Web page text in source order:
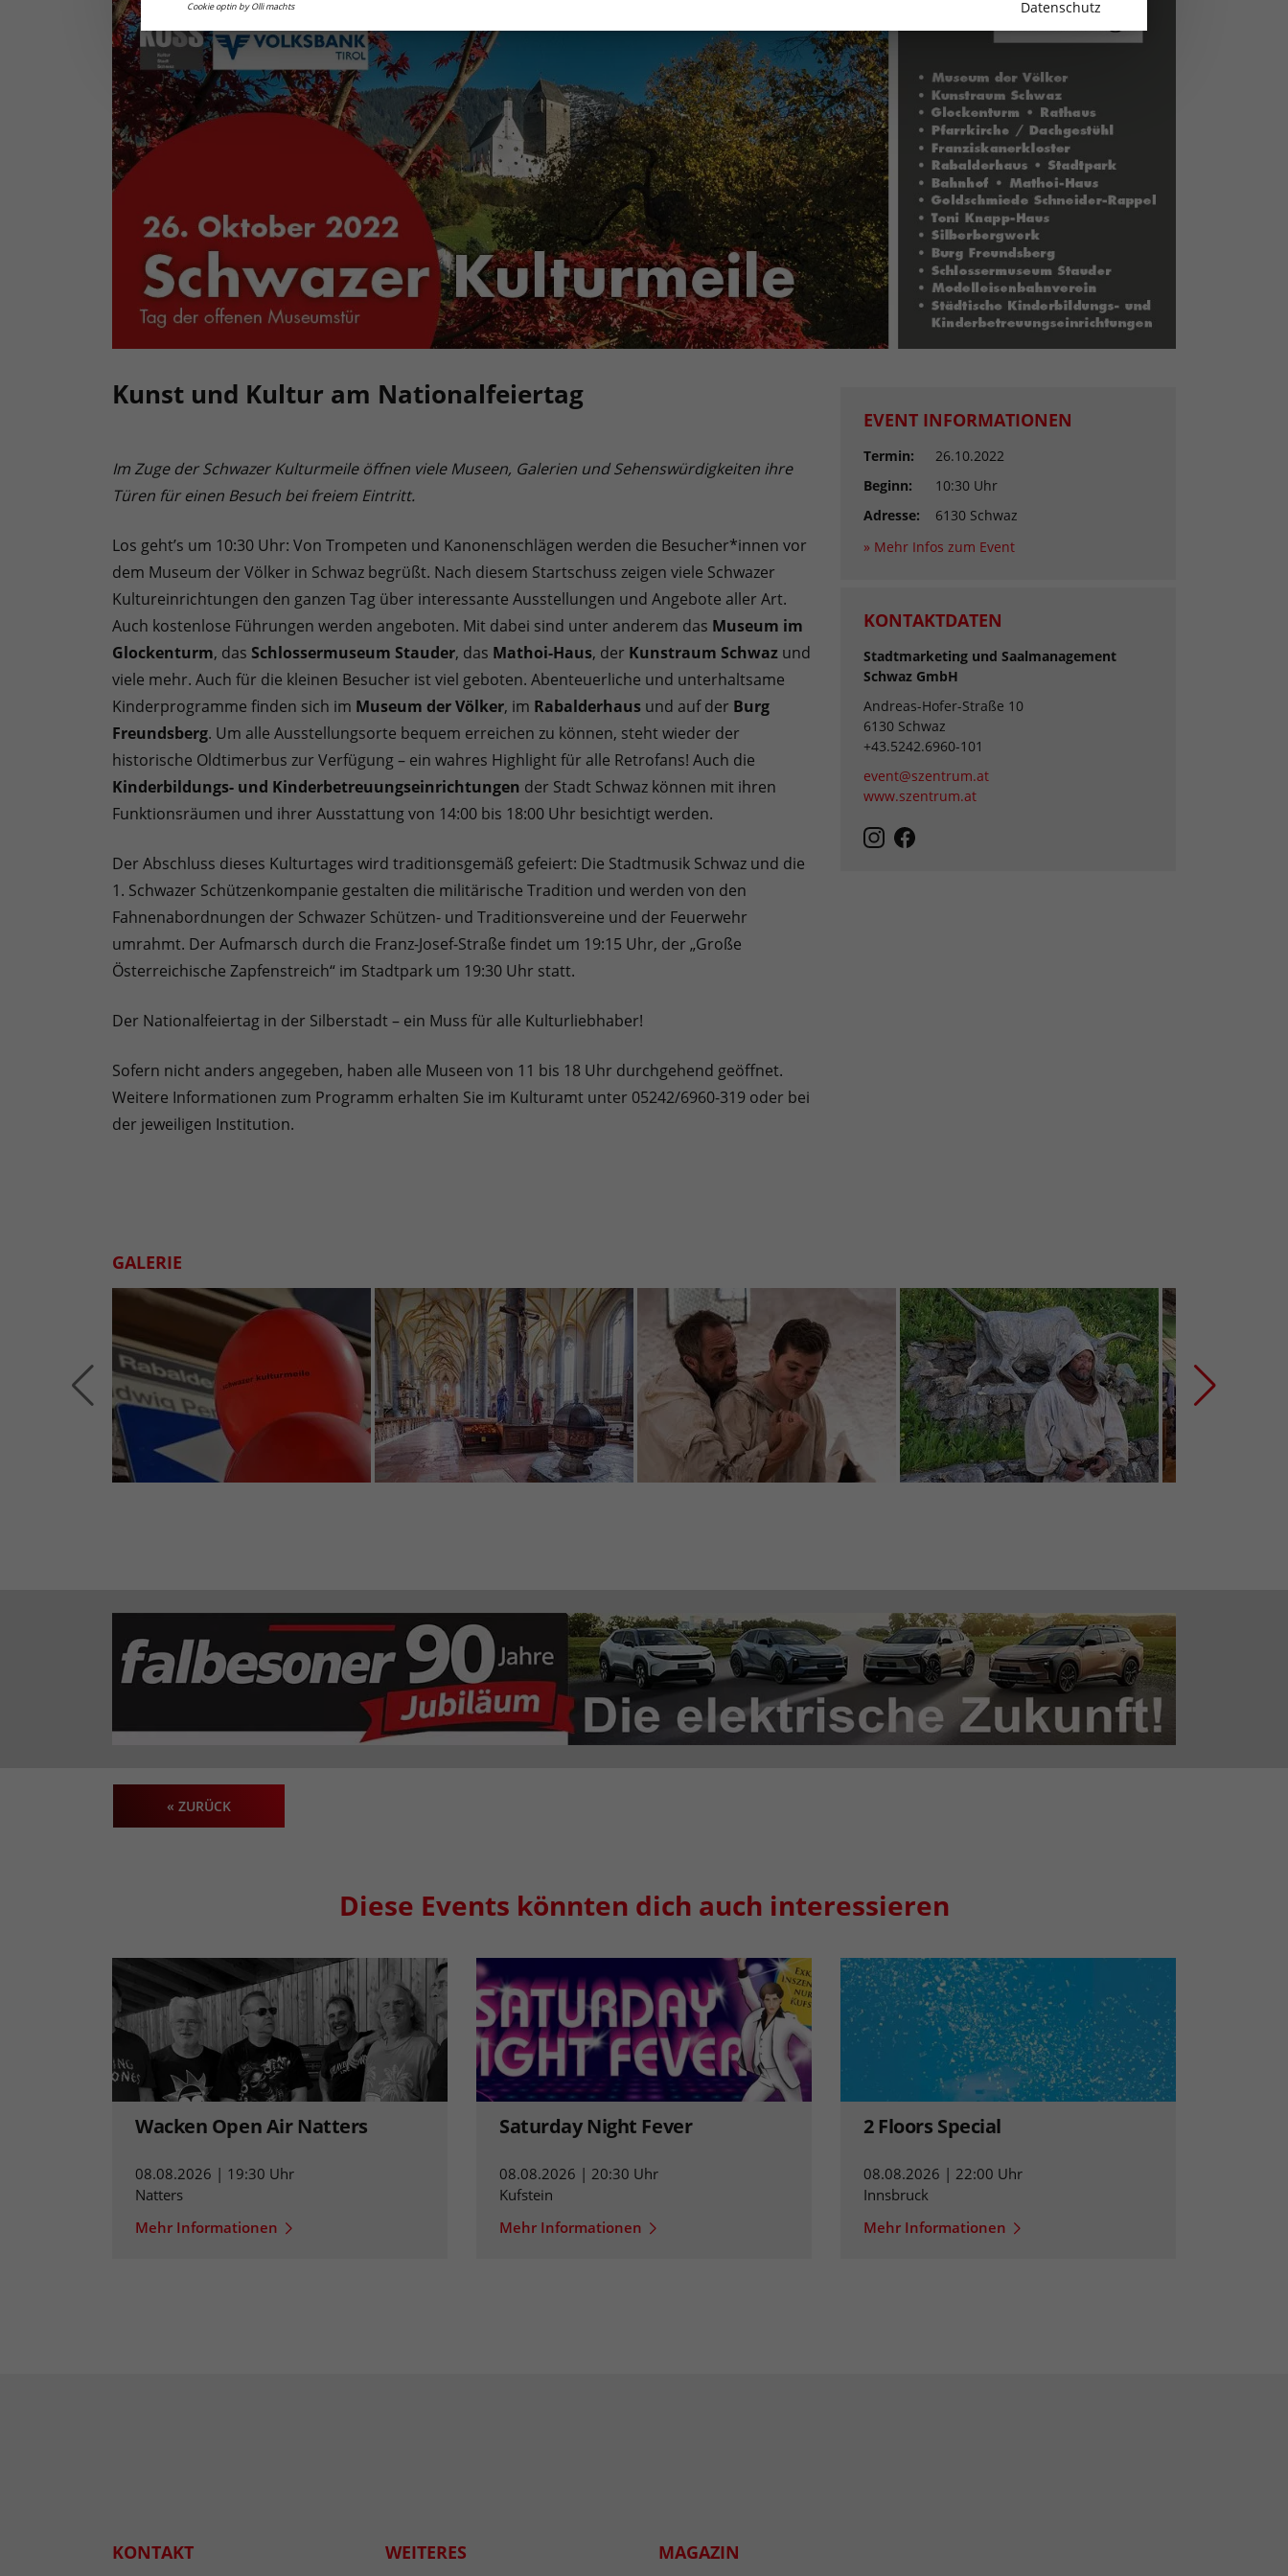
Kunst und Kultur am Nationalfeiertag
Im Zuge der Schwazer Kulturmeile öffnen viele Museen, Galerien und Sehenswürdigkeiten ihre
Türen für einen Besuch bei freiem Eintritt.
Los geht’s um 10:30 Uhr: Von Trompeten und Kanonenschlägen werden die Besucher*innen vor
dem Museum der Völker in Schwaz begrüßt. Nach diesem Startschuss zeigen viele Schwazer
Kultureinrichtungen den ganzen Tag über interessante Ausstellungen und Angebote aller Art.
Auch kostenlose Führungen werden angeboten. Mit dabei sind unter anderem das Museum im
Glockenturm, das Schlossermuseum Stauder, das Mathoi-Haus, der Kunstraum Schwaz und
viele mehr. Auch für die kleinen Besucher ist viel geboten. Abenteuerliche und unterhaltsame
Kinderprogramme finden sich im Museum der Völker, im Rabalderhaus und auf der Burg
Freundsberg. Um alle Ausstellungsorte bequem erreichen zu können, steht wieder der
historische Oldtimerbus zur Verfügung – ein wahres Highlight für alle Retrofans! Auch die
Kinderbildungs- und Kinderbetreuungseinrichtungen der Stadt Schwaz können mit ihren
Funktionsräumen und ihrer Ausstattung von 14:00 bis 18:00 Uhr besichtigt werden.
Der Abschluss dieses Kulturtages wird traditionsgemäß gefeiert: Die Stadtmusik Schwaz und die
1. Schwazer Schützenkompanie gestalten die militärische Tradition und werden von den
Fahnenabordnungen der Schwazer Schützen- und Traditionsvereine und der Feuerwehr
umrahmt. Der Aufmarsch durch die Franz-Josef-Straße findet um 19:15 Uhr, der „Große
Österreichische Zapfenstreich“ im Stadtpark um 19:30 Uhr statt.
Der Nationalfeiertag in der Silberstadt – ein Muss für alle Kulturliebhaber!
Sofern nicht anders angegeben, haben alle Museen von 11 bis 18 Uhr durchgehend geöffnet.
Weitere Informationen zum Programm erhalten Sie im Kulturamt unter 05242/6960-319 oder bei
der je­weiligen Institution.
EVENT INFORMATIONEN
Termin:
26.10.2022
Beginn:
10:30 Uhr
Adresse:
6130 Schwaz
» Mehr Infos zum Event
KONTAKTDATEN
Stadtmarketing und Saalmanagement
Schwaz GmbH
Andreas-Hofer-Straße 10
6130 Schwaz
+43.5242.6960-101
event@szentrum.at
www.szentrum.at
GALERIE
« ZURÜCK
Diese Events könnten dich auch interessieren
Wacken Open Air Natters
08.08.2026 | 19:30 Uhr
Natters
Mehr Informationen
Saturday Night Fever
08.08.2026 | 20:30 Uhr
Kufstein
Mehr Informationen
2 Floors Special
08.08.2026 | 22:00 Uhr
Innsbruck
Mehr Informationen
KONTAKT WEITERES MAGAZIN
Cookie optin by Olli machts Datenschutz